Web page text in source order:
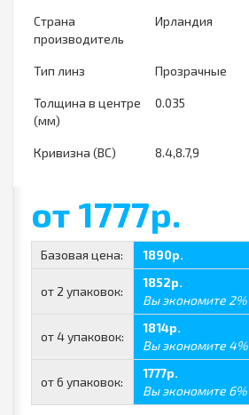
Страна
производитель
Ирландия
Тип линз Прозрачные
Толщина в центре
(мм)
0.035
Кривизна (ВС) 8.4,8.7,9
от 1777р.
Базовая цена: 1890р.
от 2 упаковок:
1852р.
Вы экономите 2%
от 4 упаковок:
1814р.
Вы экономите 4%
от 6 упаковок:
1777р.
Вы экономите 6%